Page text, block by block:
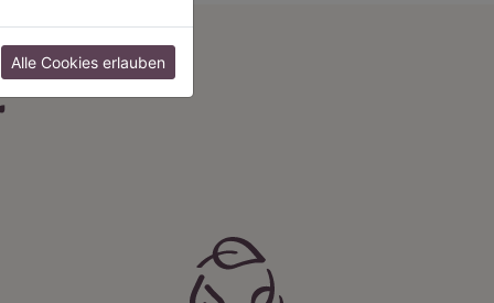
Alle Cookies erlauben